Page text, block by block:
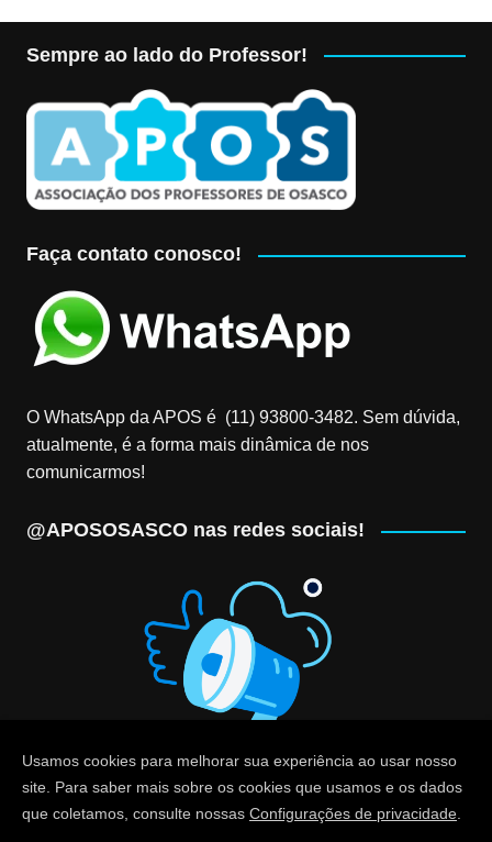
Sempre ao lado do Professor!
Faça contato conosco!
O WhatsApp da APOS é (11) 93800-3482‬. Sem dúvida,
atualmente, é a forma mais dinâmica de nos
comunicarmos!
@APOSOSASCO nas redes sociais!
Usamos cookies para melhorar sua experiência ao usar nosso
site. Para saber mais sobre os cookies que usamos e os dados
que coletamos, consulte nossas Configurações de privacidade